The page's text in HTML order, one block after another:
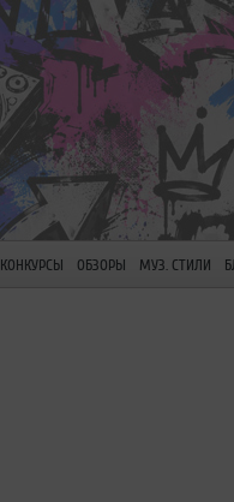
КОНКУРСЫ ОБЗОРЫ МУЗ. СТИЛИ